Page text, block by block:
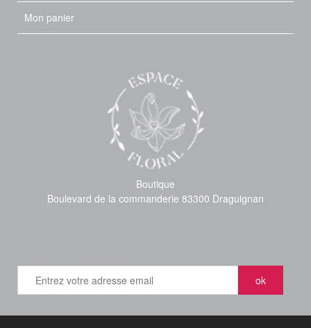
Mon panier
Boutique
Boulevard de la commanderie 83300 Draguignan